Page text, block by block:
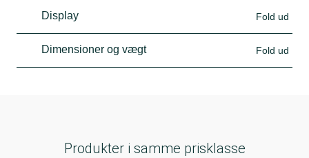
Display Fold ud
Dimensioner og vægt Fold ud
Produkter i samme prisklasse